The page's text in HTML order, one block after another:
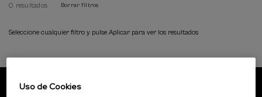
0 resultados Borrar filtros
Seleccione cualquier filtro y pulse Aplicar para ver los resultados
Uso de Cookies